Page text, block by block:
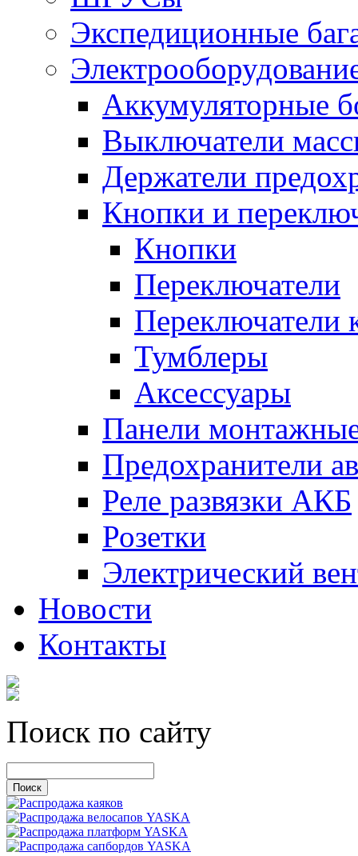
Экспедиционные
Аккумуляторные
Выключатели
Держатели
Кнопки и
Кнопки
Переключатели
Переключатели
Тумблеры
Аксессуары
Панели
Предохранители
Реле развязки АКБ
Розетки
Электрический
Новости
Контакты
Поиск по сайту